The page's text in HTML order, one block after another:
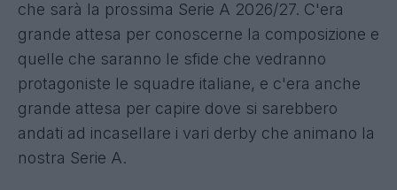
che sarà la prossima Serie A 2026/27. C'era
grande attesa per conoscerne la composizione e
quelle che saranno le sfide che vedranno
protagoniste le squadre italiane, e c'era anche
grande attesa per capire dove si sarebbero
andati ad incasellare i vari derby che animano la
nostra Serie A.